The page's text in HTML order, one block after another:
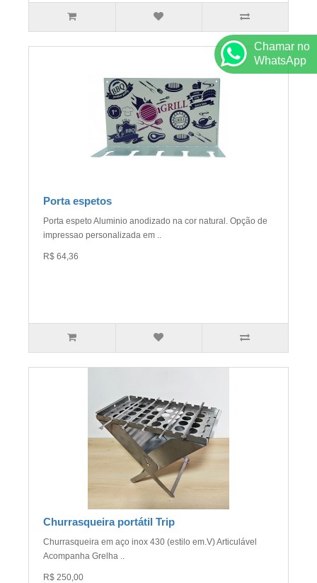
Porta espetos
Porta espeto Aluminio anodizado na cor natural. Opção de
impressao personalizada em ..
R$ 64,36
Churrasqueira portátil Trip
Churrasqueira em aço inox 430 (estilo em.V) Articulável
Acompanha Grelha ..
R$ 250,00
Chamar no
WhatsApp